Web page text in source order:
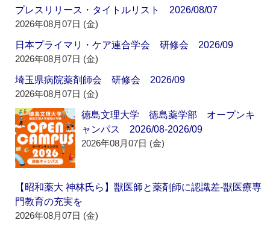
プレスリリース・タイトルリスト 2026/08/07
2026年08月07日 (金)
日本プライマリ・ケア連合学会 研修会 2026/09
2026年08月07日 (金)
埼玉県病院薬剤師会 研修会 2026/09
2026年08月07日 (金)
徳島文理大学 徳島薬学部 オープンキ
ャンパス 2026/08-2026/09
2026年08月07日 (金)
【昭和薬大 神林氏ら】獣医師と薬剤師に認識差‐獣医療専
門教育の充実を
2026年08月07日 (金)